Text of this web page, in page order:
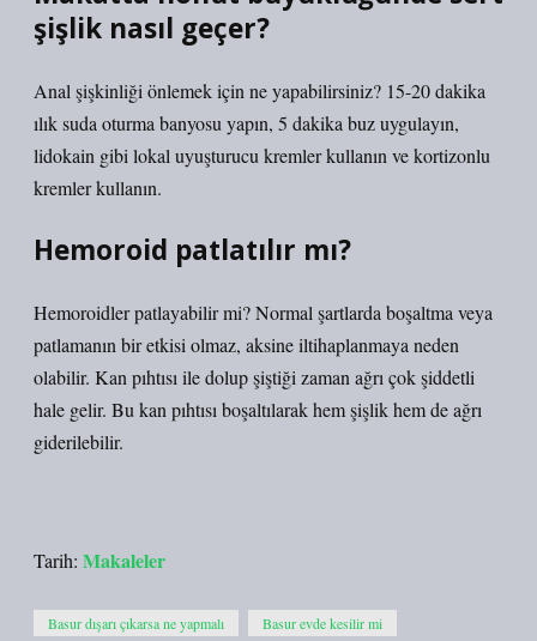
şişlik nasıl geçer?
Anal şişkinliği önlemek için ne yapabilirsiniz? 15-20 dakika
ılık suda oturma banyosu yapın, 5 dakika buz uygulayın,
lidokain gibi lokal uyuşturucu kremler kullanın ve kortizonlu
kremler kullanın.
Hemoroid patlatılır mı?
Hemoroidler patlayabilir mi? Normal şartlarda boşaltma veya
patlamanın bir etkisi olmaz, aksine iltihaplanmaya neden
olabilir. Kan pıhtısı ile dolup şiştiği zaman ağrı çok şiddetli
hale gelir. Bu kan pıhtısı boşaltılarak hem şişlik hem de ağrı
giderilebilir.
Tarih: Makaleler
Basur dışarı çıkarsa ne yapmalı Basur evde kesilir mi